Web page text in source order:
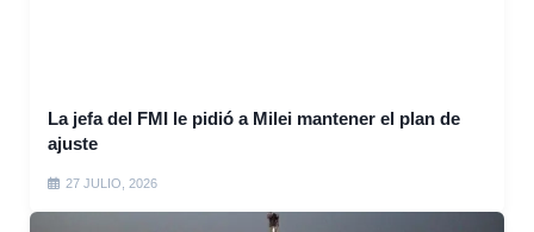
La jefa del FMI le pidió a Milei mantener el plan de
ajuste
27 JULIO, 2026